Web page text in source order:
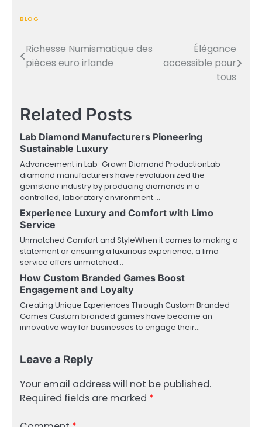
BLOG
Post
navigation
Richesse Numismatique des
pièces euro irlande
Élégance
accessible pour
tous
Related Posts
Lab Diamond Manufacturers Pioneering
Sustainable Luxury
Advancement in Lab-Grown Diamond ProductionLab
diamond manufacturers have revolutionized the
gemstone industry by producing diamonds in a
controlled, laboratory environment.…
Experience Luxury and Comfort with Limo
Service
Unmatched Comfort and StyleWhen it comes to making a
statement or ensuring a luxurious experience, a limo
service offers unmatched…
How Custom Branded Games Boost
Engagement and Loyalty
Creating Unique Experiences Through Custom Branded
Games Custom branded games have become an
innovative way for businesses to engage their…
Leave a Reply
Your email address will not be published.
Required fields are marked *